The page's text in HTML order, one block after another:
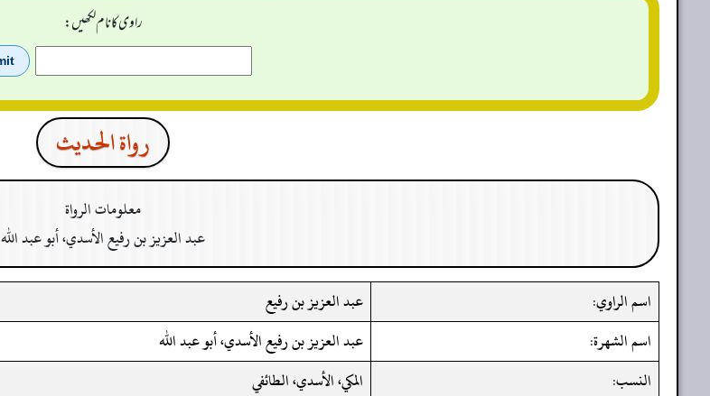
راوی کا نام لکھیں:
رواة الحدیث
معلومات الرواة
عبد العزيز بن رفيع الأسدي، أبو عبد الله
اسم الراوي:
عبد العزيز بن رفيع
اسم الشهرة:
عبد العزيز بن رفيع الأسدي، أبو عبد الله
النسب:
المكي، الأسدي، الطائفي